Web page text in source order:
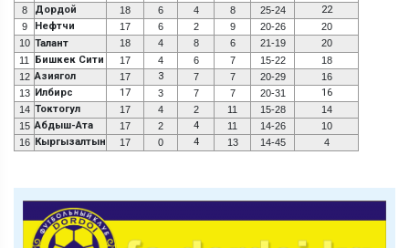
8 Дордой 18 6 4 8 25-24 22
9 Нефтчи 17 6 2 9 20-26
20
10 Талант 18 4 8 6 21-19
20
11
Бишкек Сити 17 4 6 7 15-22
18
12 Азиягол 17 3 7 7 20-29
16
13 Илбирс 17 3 7 7 20-31 16
14 Токтогул 17 4 2 11 15-28
14
15 Абдыш-Ата 17 2 4 11 14-26
10
16 Кыргызалтын 17 0 4 13 14-45 4